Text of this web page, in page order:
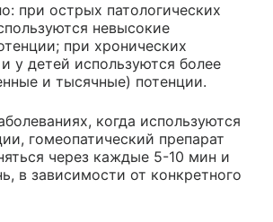
при острых патологических
невысокие
при хронических
у детей используются более
и тысячные) потенции.
когда используются
гомеопатический препарат
через каждые 5-10 мин и
в зависимости от конкретного